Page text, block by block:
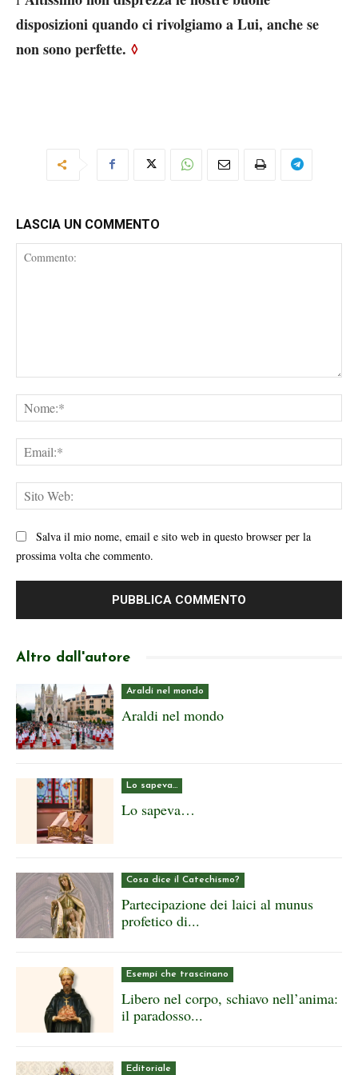
disposizioni quando ci rivolgiamo a Lui, anche se
non sono perfette. ◊
LASCIA UN COMMENTO
Salva il mio nome, email e sito web in questo browser per la
prossima volta che commento.
Altro dall'autore
Araldi nel mondo
Araldi nel mondo
Lo sapeva…
Lo sapeva…
Cosa dice il Catechismo?
Partecipazione dei laici al munus
profetico di...
Esempi che trascinano
Libero nel corpo, schiavo nell’anima:
il paradosso...
Editoriale